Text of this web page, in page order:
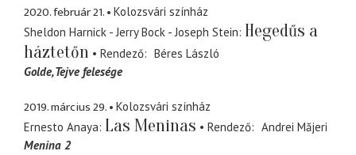
2020. február 21.
Kolozsvári színház
Sheldon Harnick - Jerry Bock - Joseph Stein Hegedűs a
háztetőn
Rendező
Béres László
Golde Tejve felesége
2019. március 29.
Kolozsvári színház
Ernesto Anaya Las Meninas Rendező
Andrei Măjeri
Menina 2